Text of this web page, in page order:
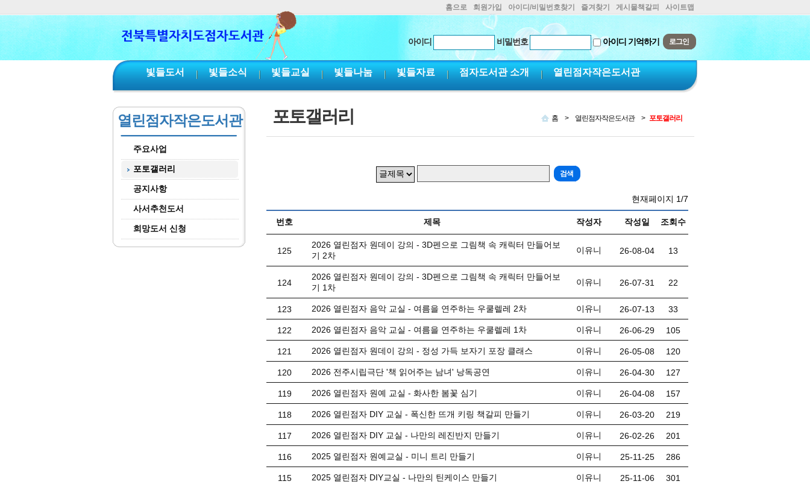
홈으로 회원가입 아이디/비밀번호찾기 즐겨찾기 게시물책갈피 사이트맵
아이디 비밀번호 아이디 기억하기
빛들도서 빛들소식 빛들교실 빛들나눔 빛들자료 점자도서관 소개 열린점자작은도서관
열린점자작은도서관
주요사업
포토갤러리
공지사항
사서추천도서
희망도서 신청
홈 > 열린점자작은도서관 > 포토갤러리
포토갤러리
현재페이지 1/7
번호 제목 작성자 작성일 조회수
125
2026 열린점자 원데이 강의 - 3D펜으로 그림책 속 캐릭터 만들어보
기 2차
이유니 26-08-04 13
124
2026 열린점자 원데이 강의 - 3D펜으로 그림책 속 캐릭터 만들어보
기 1차
이유니 26-07-31 22
123 2026 열린점자 음악 교실 - 여름을 연주하는 우쿨렐레 2차 이유니 26-07-13 33
122 2026 열린점자 음악 교실 - 여름을 연주하는 우쿨렐레 1차 이유니 26-06-29 105
121 2026 열린점자 원데이 강의 - 정성 가득 보자기 포장 클래스 이유니 26-05-08 120
120 2026 전주시립극단 '책 읽어주는 남녀' 낭독공연 이유니 26-04-30 127
119 2026 열린점자 원예 교실 - 화사한 봄꽃 심기 이유니 26-04-08 157
118 2026 열린점자 DIY 교실 - 폭신한 뜨개 키링 책갈피 만들기 이유니 26-03-20 219
117 2026 열린점자 DIY 교실 - 나만의 레진반지 만들기 이유니 26-02-26 201
116 2025 열린점자 원예교실 - 미니 트리 만들기 이유니 25-11-25 286
115 2025 열린점자 DIY교실 - 나만의 틴케이스 만들기 이유니 25-11-06 301